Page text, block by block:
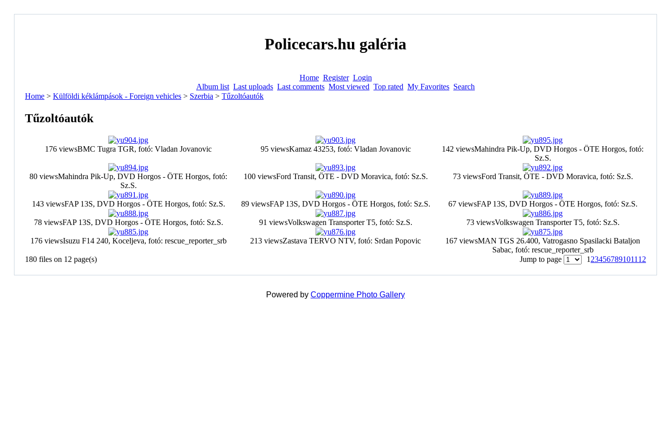
Policecars.hu galéria
Home Register Login
Album list Last uploads Last comments Most viewed Top rated My Favorites Search
Home > Külföldi kéklámpások - Foreign vehicles > Szerbia > Tűzoltóautók
Tűzoltóautók
176 viewsBMC Tugra TGR, fotó: Vladan Jovanovic 95 viewsKamaz 43253, fotó: Vladan Jovanovic 142 viewsMahindra Pik-Up, DVD Horgos - ÖTE Horgos, fotó:
Sz.S.
80 viewsMahindra Pik-Up, DVD Horgos - ÖTE Horgos, fotó:
Sz.S.
100 viewsFord Transit, ÖTE - DVD Moravica, fotó: Sz.S. 73 viewsFord Transit, ÖTE - DVD Moravica, fotó: Sz.S.
143 viewsFAP 13S, DVD Horgos - ÖTE Horgos, fotó: Sz.S. 89 viewsFAP 13S, DVD Horgos - ÖTE Horgos, fotó: Sz.S. 67 viewsFAP 13S, DVD Horgos - ÖTE Horgos, fotó: Sz.S.
78 viewsFAP 13S, DVD Horgos - ÖTE Horgos, fotó: Sz.S. 91 viewsVolkswagen Transporter T5, fotó: Sz.S. 73 viewsVolkswagen Transporter T5, fotó: Sz.S.
176 viewsIsuzu F14 240, Koceljeva, fotó: rescue_reporter_srb 213 viewsZastava TERVO NTV, fotó: Srdan Popovic 167 viewsMAN TGS 26.400, Vatrogasno Spasilacki Bataljon
Sabac, fotó: rescue_reporter_srb
180 files on 12 page(s)
Jump to page 1 234567891011 12
Powered by Coppermine Photo Gallery